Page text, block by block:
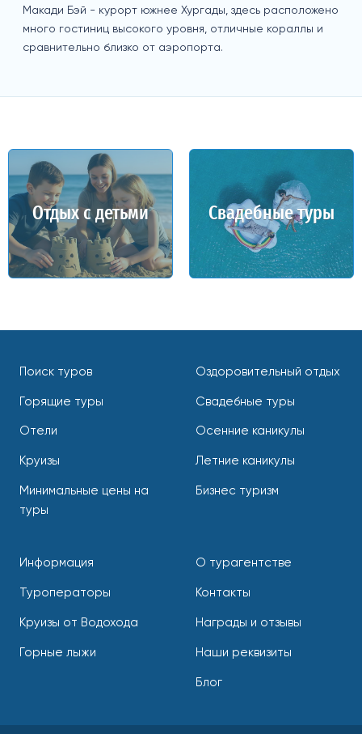
Макади Бэй - курорт южнее Хургады, здесь расположено
много гостиниц высокого уровня, отличные кораллы и
сравнительно близко от аэропорта.
Отдых с детьми Свадебные туры
Поиск туров
Горящие туры
Отели
Круизы
Минимальные цены на
туры
Оздоровительный отдых
Свадебные туры
Осенние каникулы
Летние каникулы
Бизнес туризм
Информация
Туроператоры
Круизы от Водохода
Горные лыжи
О турагентстве
Контакты
Награды и отзывы
Наши реквизиты
Блог